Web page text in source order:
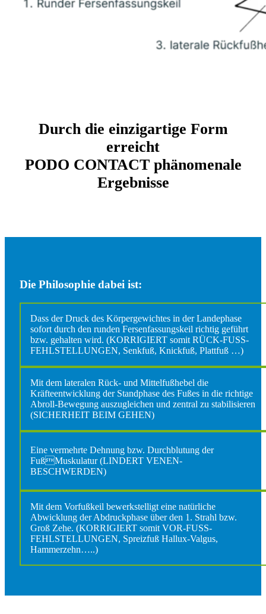
Durch die einzigartige Form
erreicht
PODO CONTACT phänomenale
Ergebnisse
Die Philosophie dabei ist:
Dass der Druck des Körpergewichtes in der Landephase
sofort durch den runden Fersenfassungskeil richtig geführt
bzw. gehalten wird. (KORRIGIERT somit RÜCK-FUSS-
FEHLSTELLUNGEN, Senkfuß, Knickfuß, Plattfuß …)
Mit dem lateralen Rück- und Mittelfußhebel die
Kräfteentwicklung der Standphase des Fußes in die richtige
Abroll-Bewegung auszugleichen und zentral zu stabilisieren
(SICHERHEIT BEIM GEHEN)
Eine vermehrte Dehnung bzw. Durchblutung der
FußMuskulatur (LINDERT VENEN-
BESCHWERDEN)
Mit dem Vorfußkeil bewerkstelligt eine natürliche
Abwicklung der Abdruckphase über den 1. Strahl bzw.
Groß Zehe. (KORRIGIERT somit VOR-FUSS-
FEHLSTELLUNGEN, Spreizfuß Hallux-Valgus,
Hammerzehn…..)